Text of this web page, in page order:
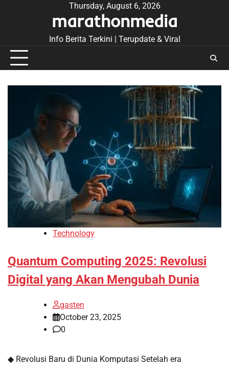
Thursday, August 6, 2026
marathonmedia
Info Berita Terkini | Terupdate & Viral
Technology
Quantum Computing 2025: Revolusi
Digital yang Akan Mengubah Dunia
gasten
October 23, 2025
0
◆ Revolusi Baru di Dunia Komputasi Setelah era